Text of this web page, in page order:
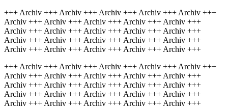
+++ Archiv +++ Archiv +++ Archiv +++ Archiv +++ Archiv +++
Archiv +++ Archiv +++ Archiv +++ Archiv +++ Archiv +++
Archiv +++ Archiv +++ Archiv +++ Archiv +++ Archiv +++
Archiv +++ Archiv +++ Archiv +++ Archiv +++ Archiv +++
Archiv +++ Archiv +++ Archiv +++ Archiv +++ Archiv +++
+++ Archiv +++ Archiv +++ Archiv +++ Archiv +++ Archiv +++
Archiv +++ Archiv +++ Archiv +++ Archiv +++ Archiv +++
Archiv +++ Archiv +++ Archiv +++ Archiv +++ Archiv +++
Archiv +++ Archiv +++ Archiv +++ Archiv +++ Archiv +++
Archiv +++ Archiv +++ Archiv +++ Archiv +++ Archiv +++